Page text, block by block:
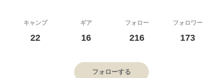
キャンプ
22
ギア
16
フォロー
216
フォロワー
173
フォローする